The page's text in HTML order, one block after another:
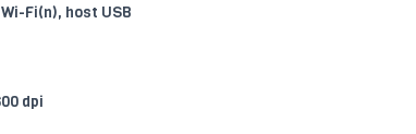
Fi(n), host USB
dpi